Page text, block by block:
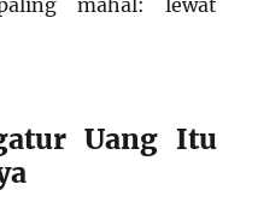
mahal: lewat
Uang Itu